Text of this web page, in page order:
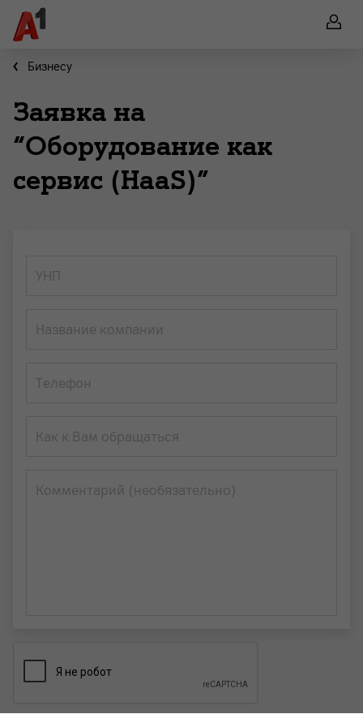
Бизнесу
Заявка на
“Оборудование как
сервис (HaaS)”
УНП
Название компании
Телефон
Как к Вам обращаться
Комментарий (необязательно)